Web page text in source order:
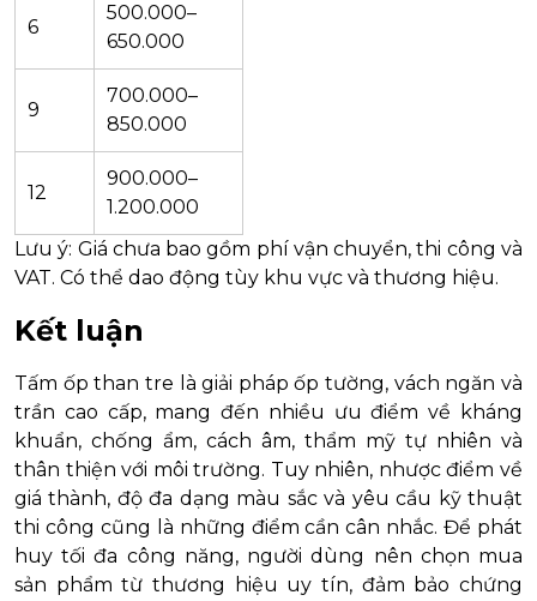
6
500.000–
650.000
9
700.000–
850.000
12
900.000–
1.200.000
Lưu ý: Giá chưa bao gồm phí vận chuyển, thi công và
VAT. Có thể dao động tùy khu vực và thương hiệu.
Kết luận
Tấm ốp than tre là giải pháp ốp tường, vách ngăn và
trần cao cấp, mang đến nhiều ưu điểm về kháng
khuẩn, chống ẩm, cách âm, thẩm mỹ tự nhiên và
thân thiện với môi trường. Tuy nhiên, nhược điểm về
giá thành, độ đa dạng màu sắc và yêu cầu kỹ thuật
thi công cũng là những điểm cần cân nhắc. Để phát
huy tối đa công năng, người dùng nên chọn mua
sản phẩm từ thương hiệu uy tín, đảm bảo chứng